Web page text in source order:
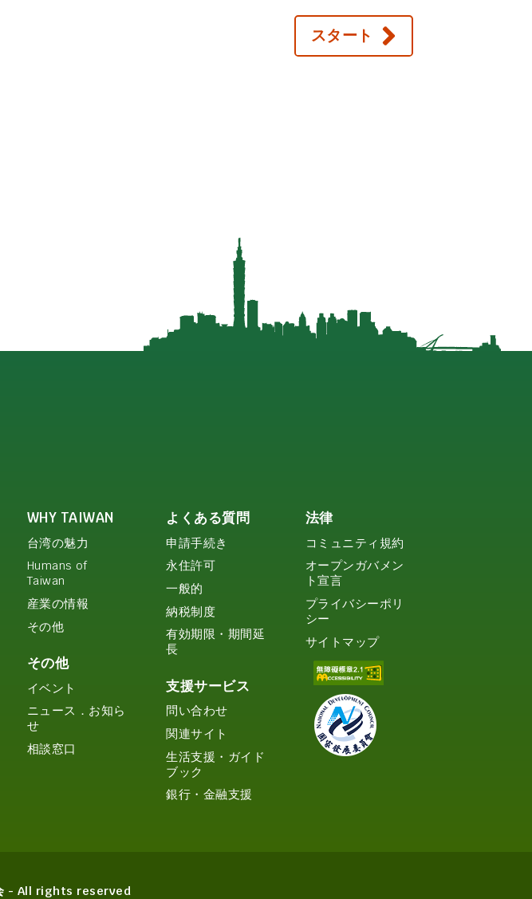
スタート
WHY TAIWAN
台湾の魅力
Humans of
Taiwan
産業の情報
その他
その他
イベント
ニュース．お知ら
せ
相談窓口
よくある質問
申請手続き
永住許可
一般的
納税制度
有効期限・期間延
長
支援サービス
問い合わせ
関連サイト
生活支援・ガイド
ブック
銀行・金融支援
法律
コミュニティ規約
オープンガバメン
ト宣言
プライバシーポリ
シー
サイトマップ
- All rights reserved